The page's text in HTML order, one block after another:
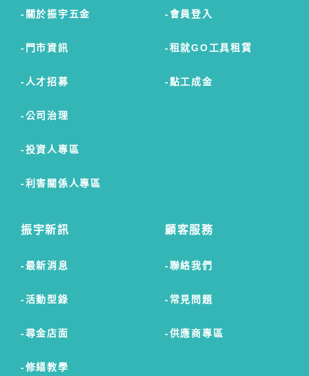
關於振宇五金
門市資訊
人才招募
公司治理
投資人專區
利害關係人專區
會員登入
租就GO工具租賃
點工成金
振宇新訊
最新消息
活動型錄
尋金店面
修繕教學
顧客服務
聯絡我們
常見問題
供應商專區